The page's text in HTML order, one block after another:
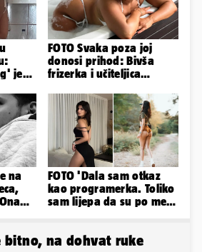
je
FOTO Svaka poza joj
donosi prihod: Bivša
frizerka i učiteljica
Instagram
na
FOTO 'Dala sam otkaz
kao programerka. Toliko
sam lijepa da su po meni
bitno, na dohvat ruke